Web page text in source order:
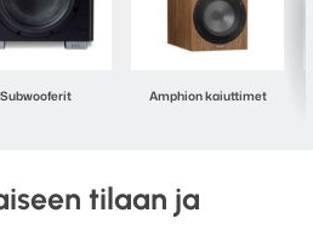
Subwooferit Amphion kaiuttimet
tilaan ja